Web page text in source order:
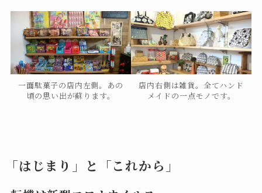
一面駄菓子の店内左側。あの
頃の思い出が蘇ります。
店内右側は雑貨。全てハンド
メイドの一点モノです。
「はじまり」と「これから」